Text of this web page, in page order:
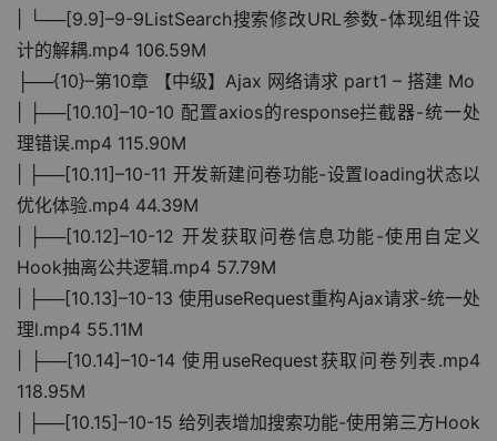
| └──[9.9]–9-9ListSearch搜索修改URL参数-体现组件设
计的解耦.mp4 106.59M
├──{10}–第10章 【中级】Ajax 网络请求 part1 – 搭建 Mo
| ├──[10.10]–10-10 配置axios的response拦截器-统一处
理错误.mp4 115.90M
| ├──[10.11]–10-11 开发新建问卷功能-设置loading状态以
优化体验.mp4 44.39M
| ├──[10.12]–10-12 开发获取问卷信息功能-使用自定义
Hook抽离公共逻辑.mp4 57.79M
| ├──[10.13]–10-13 使用useRequest重构Ajax请求-统一处
理l.mp4 55.11M
| ├──[10.14]–10-14 使用useRequest获取问卷列表.mp4
118.95M
| ├──[10.15]–10-15 给列表增加搜索功能-使用第三方Hook